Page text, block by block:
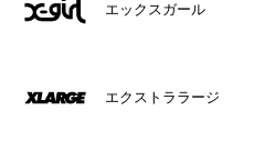
エックスガール
エクストララージ